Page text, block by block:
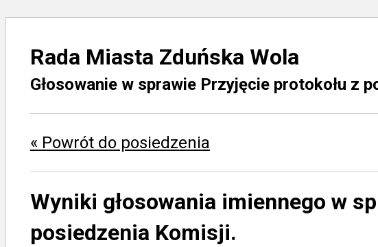
Rada Miasta Zduńska Wola
Głosowanie w sprawie Przyjęcie protokołu z
« Powrót do posiedzenia
Wyniki głosowania imiennego w
posiedzenia Komisji.